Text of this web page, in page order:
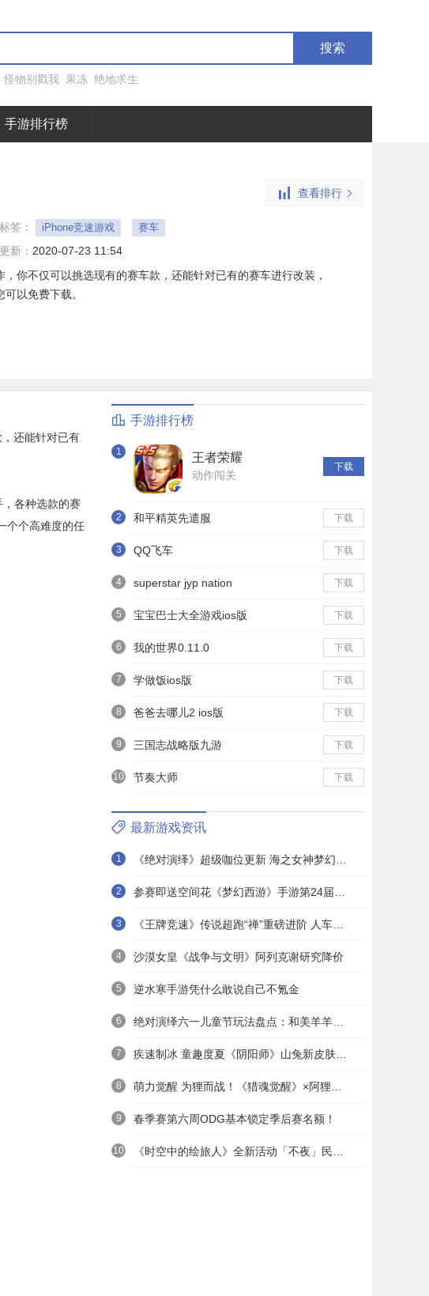
搜索
怪物别戳我 果冻 绝地求生
手游排行榜
标签： iPhone竞速游戏 赛车
更新： 2020-07-23 11:54
你不仅可以挑选现有的赛车款，还能针对已有的赛车进行改装，
以免费下载。
查看排行
还能针对已有
各种选款的赛
个个高难度的任
手游排行榜
1 王者荣耀
动作闯关
下载
2 和平精英先遣服 下载
3 QQ飞车 下载
4 superstar jyp nation 下载
5 宝宝巴士大全游戏ios版 下载
6 我的世界0.11.0 下载
7 学做饭ios版 下载
8 爸爸去哪儿2 ios版 下载
9 三国志战略版九游 下载
10 节奏大师 下载
最新游戏资讯
1
2
3
4 沙漠女皇《战争与文明》阿列克谢研究降价
5 逆水寒手游凭什么敢说自己不氪金
6
7
8
9 春季赛第六周ODG基本锁定季后赛名额！
10